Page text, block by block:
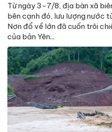
Từ ngày 3-7/8, địa bàn xã
bên cạnh đó, lưu lượng nước
Nơn đổ về lớn đã cuốn trôi
của bản Yên...